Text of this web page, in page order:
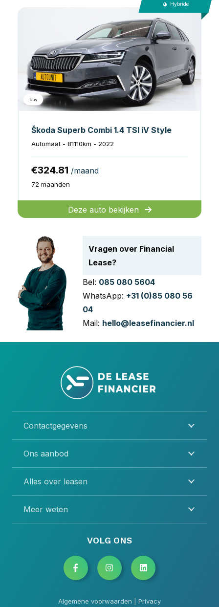
Hybride
btw
Škoda Superb Combi 1.4 TSI iV Style
Automaat - 81110km - 2022
€324.81 /maand
72 maanden
Deze auto bekijken
Vragen over Financial
Lease?
Bel: 085 080 5604
WhatsApp: +31 (0)85 080 56
04
Mail: hello@leasefinancier.nl
Contactgegevens
Ons aanbod
Alles over leasen
Meer weten
VOLG ONS
Algemene voorwaarden Privacy